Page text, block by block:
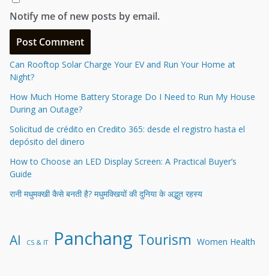
Notify me of new posts by email.
Can Rooftop Solar Charge Your EV and Run Your Home at
Night?
How Much Home Battery Storage Do I Need to Run My House
During an Outage?
Solicitud de crédito en Credito 365: desde el registro hasta el
depósito del dinero
How to Choose an LED Display Screen: A Practical Buyer’s
Guide
रानी मधुमक्खी कैसे बनती है? मधुमक्खियों की दुनिया के अद्भुत रहस्य
AI CS & IT Panchang Tourism Women Health